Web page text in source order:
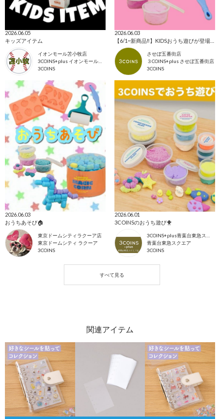
2026.06.05
キッズアイテム
イオンモール苫小牧店
3COINS+plus イオンモール苫小牧店
3COINS
2026.06.03
【6/1~新商品‼️】KIDSおうち遊びが登場致しました
させぼ五番街店
３COINS+plus させぼ五番街店
3COINS
2026.06.03
おうちあそび🏠
東京ドームシティラクーア店
東京ドームシティ ラクーア
3COINS
2026.06.01
3COINSのおうち遊び🐥
青葉台東急スクエア
3COINS